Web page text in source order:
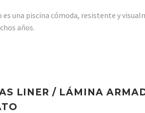
es una piscina cómoda, resistente y
años.
LINER / LÁMINA